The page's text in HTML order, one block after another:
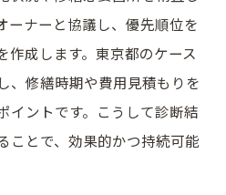
ーナーと協議し、優先順位を
作成します。東京都のケース
、修繕時期や費用見積もりを
イントです。こうして診断結
ことで、効果的かつ持続可能